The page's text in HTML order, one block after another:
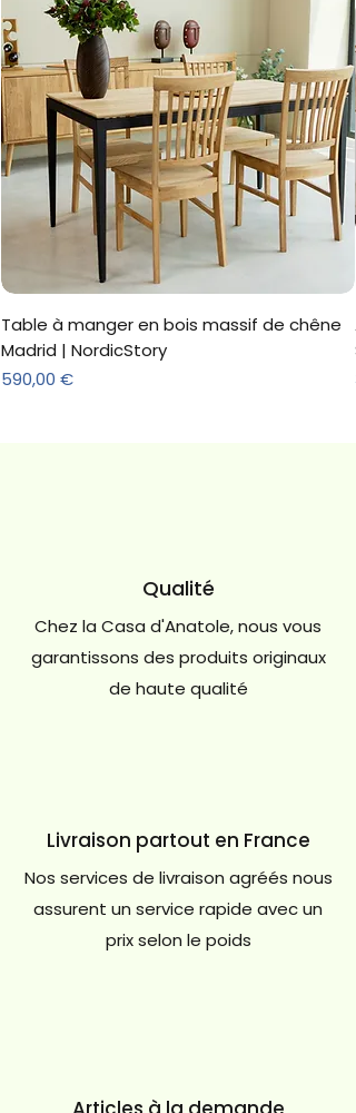
Table à manger en bois massif de chêne
Madrid | NordicStory
Prix
590,00 €
Qualité
Chez la Casa d'Anatole, nous vous
garantissons des produits originaux
de haute qualité
Livraison partout en France
Nos services de livraison agréés nous
assurent un service rapide avec un
prix selon le poids